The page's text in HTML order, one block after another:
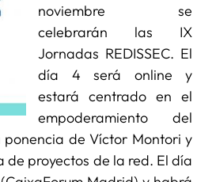
noviembre se
celebrarán las IX
Jornadas REDISSEC. El
día 4 será online y
estará centrado en el
empoderamiento del
ponencia de Víctor Montori y
de proyectos de la red. El día